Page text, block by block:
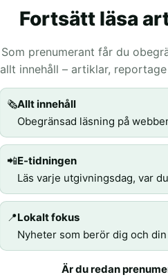
Fortsätt läsa
Som prenumerant får du
allt innehåll – artiklar,
🗞️Allt innehåll
Obegränsad läsning på
📲E-tidningen
Läs varje utgivningsdag, var
📍Lokalt fokus
Nyheter som berör dig och din
Är du redan